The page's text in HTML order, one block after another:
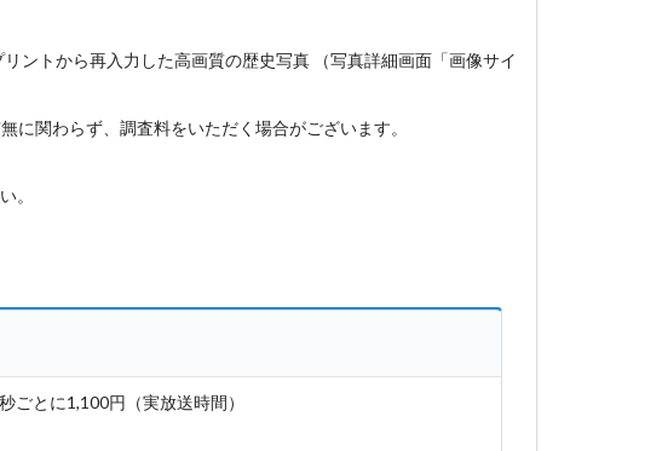
ントから再入力した高画質の歴史写真 （写真詳細画面「画像サイ
関わらず、調査料をいただく場合がございます。
。
ごとに1,100円（実放送時間）